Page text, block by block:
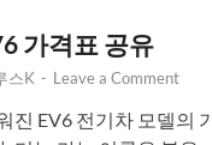
가격표 공유
스K - Leave a Comment
진 EV6 전기차 모델의